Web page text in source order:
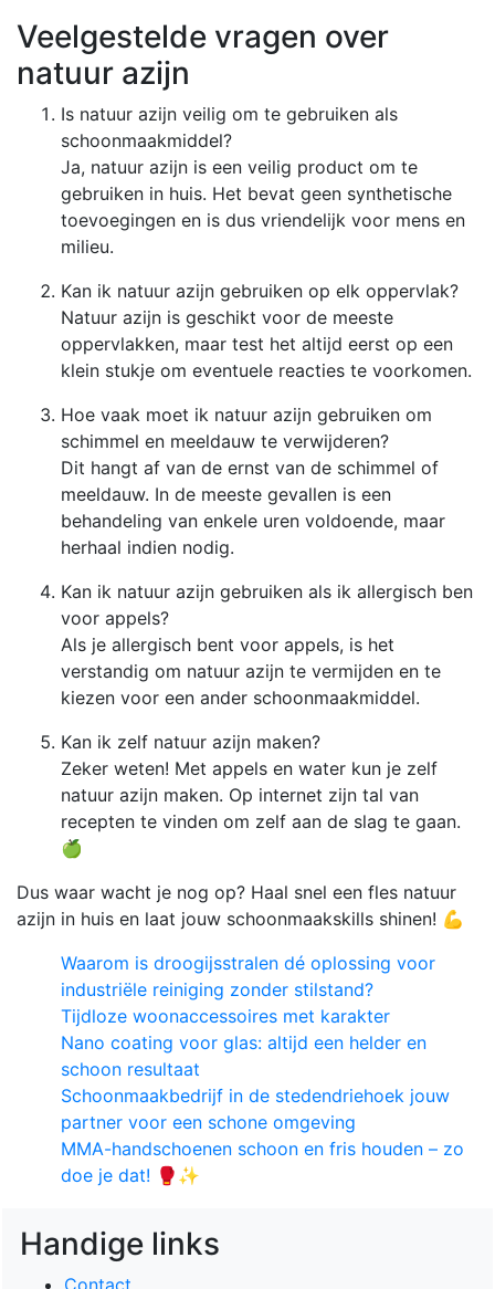
Veelgestelde vragen over
natuur azijn
Is natuur azijn veilig om te gebruiken als
schoonmaakmiddel?
Ja, natuur azijn is een veilig product om te
gebruiken in huis. Het bevat geen synthetische
toevoegingen en is dus vriendelijk voor mens en
milieu.
Kan ik natuur azijn gebruiken op elk oppervlak?
Natuur azijn is geschikt voor de meeste
oppervlakken, maar test het altijd eerst op een
klein stukje om eventuele reacties te voorkomen.
Hoe vaak moet ik natuur azijn gebruiken om
schimmel en meeldauw te verwijderen?
Dit hangt af van de ernst van de schimmel of
meeldauw. In de meeste gevallen is een
behandeling van enkele uren voldoende, maar
herhaal indien nodig.
Kan ik natuur azijn gebruiken als ik allergisch ben
voor appels?
Als je allergisch bent voor appels, is het
verstandig om natuur azijn te vermijden en te
kiezen voor een ander schoonmaakmiddel.
Kan ik zelf natuur azijn maken?
Zeker weten! Met appels en water kun je zelf
natuur azijn maken. Op internet zijn tal van
recepten te vinden om zelf aan de slag te gaan.
🍏
Dus waar wacht je nog op? Haal snel een fles natuur
azijn in huis en laat jouw schoonmaakskills shinen! 💪
Waarom is droogijsstralen dé oplossing voor
industriële reiniging zonder stilstand?
Tijdloze woonaccessoires met karakter
Nano coating voor glas: altijd een helder en
schoon resultaat
Schoonmaakbedrijf in de stedendriehoek jouw
partner voor een schone omgeving
MMA-handschoenen schoon en fris houden – zo
doe je dat! 🥊✨
Handige links
Contact